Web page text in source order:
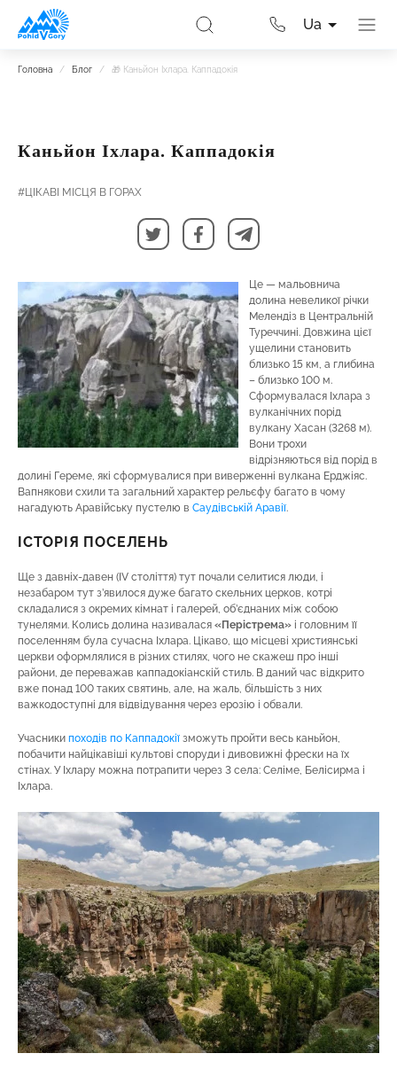
Ua
Головна / Блог / 🎁 Каньйон Іхлара. Каппадокія
Каньйон Іхлара. Каппадокія
#ЦІКАВІ МІСЦЯ В ГОРАХ
Це — мальовнича
долина невеликої річки
Мелендіз в Центральній
Туреччині. Довжина цієї
ущелини становить
близько 15 км, а глибина
– близько 100 м.
Сформувалася Іхлара з
вулканічних порід
вулкану Хасан (3268 м).
Вони трохи
відрізняються від порід в
долині Гереме, які сформувалися при виверженні вулкана Ерджіяс.
Вапнякови схили та загальний характер рельєфу багато в чому
нагадують Аравійську пустелю в Саудівській Аравії.
ІСТОРІЯ ПОСЕЛЕНЬ
Ще з давніх-давен (IV століття) тут почали селитися люди, і
незабаром тут з’явилося дуже багато скельних церков, котрі
складалися з окремих кімнат і галерей, об’єднаних між собою
тунелями. Колись долина називалася «Перістрема» і головним її
поселенням була сучасна Іхлара. Цікаво, що місцеві християнські
церкви оформлялися в різних стилях, чого не скажеш про інші
райони, де переважав каппадокіанскій стиль. В даний час відкрито
вже понад 100 таких святинь, але, на жаль, більшість з них
важкодоступні для відвідування через ерозію і обвали.
Учасники походів по Каппадокії зможуть пройти весь каньйон,
побачити найцікавіші культові споруди і дивовижні фрески на їх
стінах. У Іхлару можна потрапити через 3 села: Селіме, Белісирма і
Іхлара.